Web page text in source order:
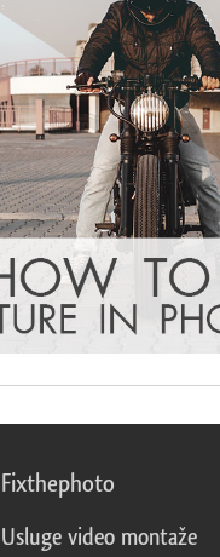
Fixthephoto
Usluge video montaže